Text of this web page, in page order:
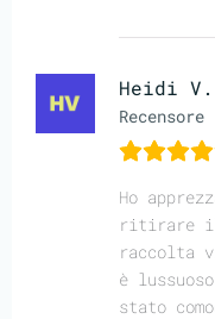
Heidi V.
Recensore
Ho
ritirare il
raccolta
è
stato